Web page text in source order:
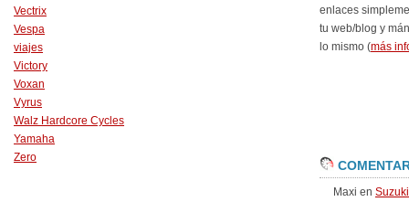
Vectrix
Vespa
viajes
Victory
Voxan
Vyrus
Walz Hardcore Cycles
Yamaha
Zero
enlaces
tu web/blog y
lo mismo (más
Maxi en